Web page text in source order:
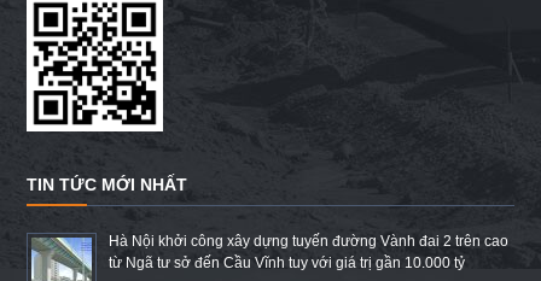
TIN TỨC MỚI NHẤT
Hà Nội khởi công xây dựng tuyến đường Vành đai 2 trên cao
từ Ngã tư sở đến Cầu Vĩnh tuy với giá trị gần 10.000 tỷ